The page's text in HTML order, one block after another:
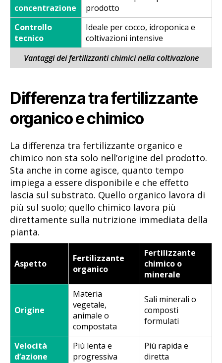
Vantaggi dei fertilizzanti chimici nella coltivazione
concentrazione
prodotto
Controllo
tecnico
Ideale per cocco, idroponica e
coltivazioni intensive
Differenza tra fertilizzante
organico e chimico
La differenza tra fertilizzante organico e
chimico non sta solo nell’origine del prodotto.
Sta anche in come agisce, quanto tempo
impiega a essere disponibile e che effetto
lascia sul substrato. Quello organico lavora di
più sul suolo; quello chimico lavora più
direttamente sulla nutrizione immediata della
pianta.
Aspetto
Fertilizzante
organico
Fertilizzante
chimico o
minerale
Origine
Materia
vegetale,
animale o
compostata
Sali minerali o
composti
formulati
Velocità
d’azione
Più lenta e
progressiva
Più rapida e
diretta